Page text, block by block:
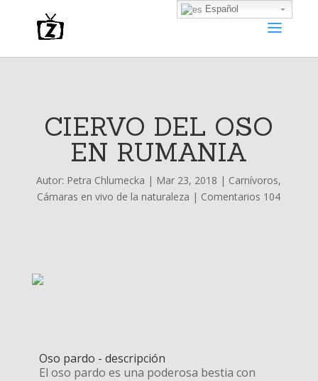
CIERVO DEL OSO
EN RUMANIA
Autor: Petra Chlumecka | Mar 23, 2018 | Carnívoros,
Cámaras en vivo de la naturaleza | Comentarios 104
Oso pardo - descripción
El oso pardo es una poderosa bestia con
Español